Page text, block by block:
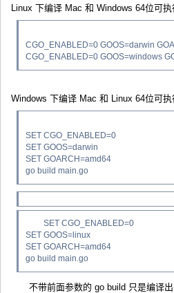
Linux 下编译 Mac 和 Windows 64位可
CGO_ENABLED=0 GOOS=darwin
CGO_ENABLED=0 GOOS=windows
Windows 下编译 Mac 和 Linux 64位可执
SET CGO_ENABLED=0
SET GOOS=darwin
SET GOARCH=amd64
go build main.go
SET CGO_ENABLED=0
SET GOOS=linux
SET GOARCH=amd64
go build main.go
不带前面参数的 go build 只是编译